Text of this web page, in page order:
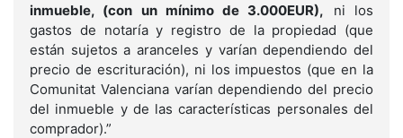
inmueble, (con un mínimo de 3.000EUR), ni los
gastos de notaría y registro de la propiedad (que
están sujetos a aranceles y varían dependiendo del
precio de escrituración), ni los impuestos (que en la
Comunitat Valenciana varían dependiendo del precio
del inmueble y de las características personales del
comprador).”